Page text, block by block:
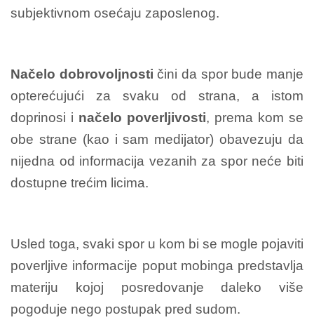
subjektivnom osećaju zaposlenog.
Načelo dobrovoljnosti čini da spor bude manje
opterećujući za svaku od strana, a istom
doprinosi i načelo poverljivosti, prema kom se
obe strane (kao i sam medijator) obavezuju da
nijedna od informacija vezanih za spor neće biti
dostupne trećim licima.
Usled toga, svaki spor u kom bi se mogle pojaviti
poverljive informacije poput mobinga predstavlja
materiju kojoj posredovanje daleko više
pogoduje nego postupak pred sudom.